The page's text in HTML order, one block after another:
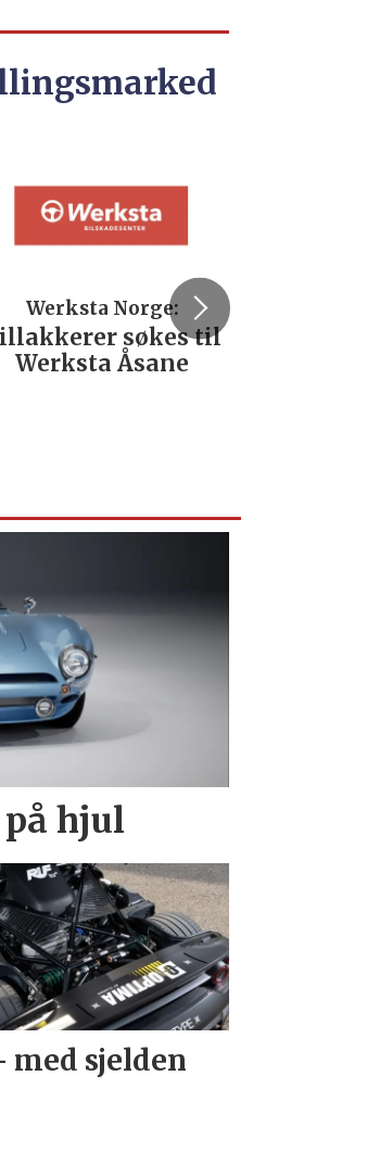
Werksta Norge:
søkes til
Werksta Åsane
hjul
med sjelden